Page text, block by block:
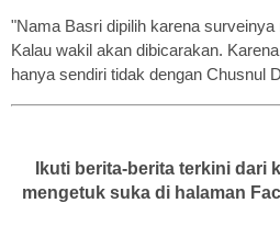
"Nama Basri dipilih karena
Kalau wakil akan dibicarakan.
hanya sendiri tidak dengan Chusnul
Ikuti berita-berita terkini dari
mengetuk suka di halaman